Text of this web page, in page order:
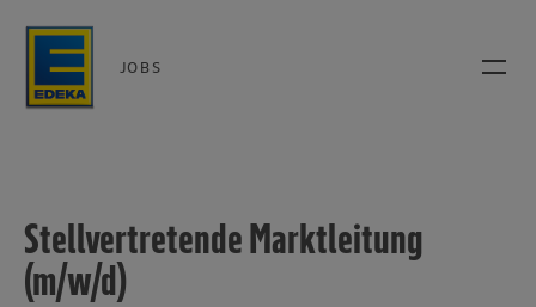
JOBS
Stellvertretende Marktleitung
(m/w/d)